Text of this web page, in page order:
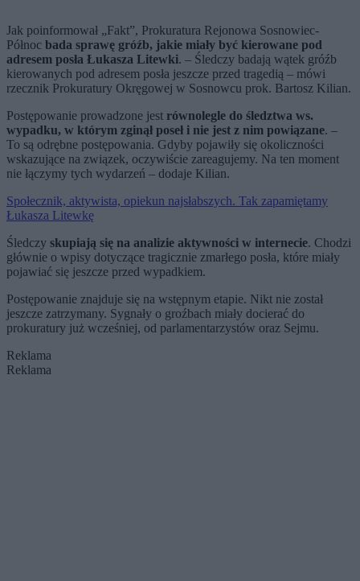
Jak poinformował „Fakt”, Prokuratura Rejonowa Sosnowiec-
Północ bada sprawę gróźb, jakie miały być kierowane pod
adresem posła Łukasza Litewki. – Śledczy badają wątek gróźb
kierowanych pod adresem posła jeszcze przed tragedią – mówi
rzecznik Prokuratury Okręgowej w Sosnowcu prok. Bartosz Kilian.
Postępowanie prowadzone jest równolegle do śledztwa ws.
wypadku, w którym zginął poseł i nie jest z nim powiązane. –
To są odrębne postępowania. Gdyby pojawiły się okoliczności
wskazujące na związek, oczywiście zareagujemy. Na ten moment
nie łączymy tych wydarzeń – dodaje Kilian.
Społecznik, aktywista, opiekun najsłabszych. Tak zapamiętamy
Łukasza Litewkę
Śledczy skupiają się na analizie aktywności w internecie. Chodzi
głównie o wpisy dotyczące tragicznie zmarłego posła, które miały
pojawiać się jeszcze przed wypadkiem.
Postępowanie znajduje się na wstępnym etapie. Nikt nie został
jeszcze zatrzymany. Sygnały o groźbach miały docierać do
prokuratury już wcześniej, od parlamentarzystów oraz Sejmu.
Reklama
Reklama